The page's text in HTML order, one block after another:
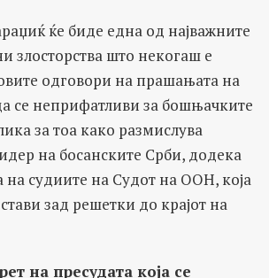
ќе биде една од најважните
злосторства што некогаш е
одговори на прашањата на
се неприфатливи за бошњачките
за тоа како размислува
на босанските Срби, додека
на судиите на Судот на ООН, која
зад решетки до крајот на
на пресудата која се